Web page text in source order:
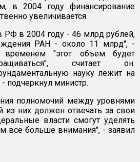
в 2004 году финансирование
увеличивается.
РФ в 2004 году - 46 млрд рублей,
РАН - около 11 млрд", -
"этот объем будет
считает он.
науку лежит на
подчеркнул министр.
полномочий между уровнями
из них должен отвечать за свои
власти смогут уделять
все больше внимания", - заявил